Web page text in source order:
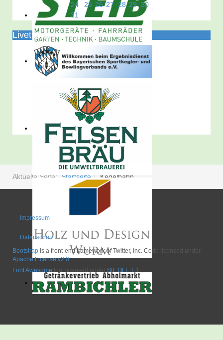
24
25 26 27 28 29 30
31
Liveticker
Aktuelle Seite: Startseite Kegelbahn
Impressum
Datenschutz
Bootstrap is a front-end framework of Twitter, Inc. Code licensed under
Apache License v2.0.
Font Awesome font licensed under SIL OFL 1.1